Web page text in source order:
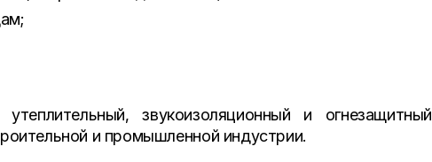
звукоизоляционный и огнезащитный
и промышленной индустрии.